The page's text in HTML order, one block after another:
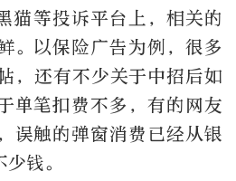
猫等投诉平台上，相关的
。以保险广告为例，很多
还有不少关于中招后如
单笔扣费不多，有的网友
误触的弹窗消费已经从银
钱。